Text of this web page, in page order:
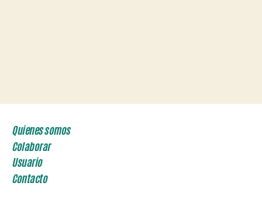
Quienes somos
Colaborar
Usuario
Contacto